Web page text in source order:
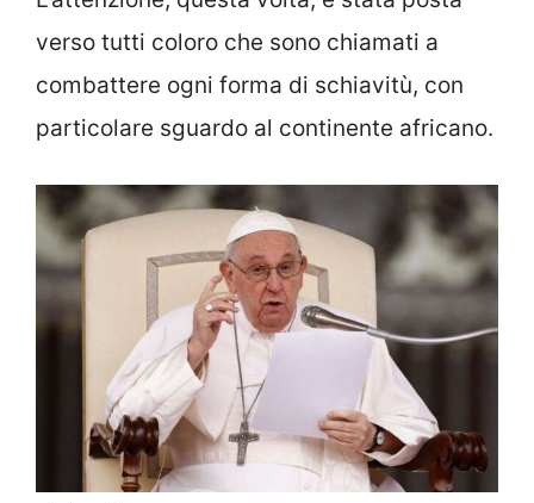
verso tutti coloro che sono chiamati a
combattere ogni forma di schiavitù, con
particolare sguardo al continente africano.